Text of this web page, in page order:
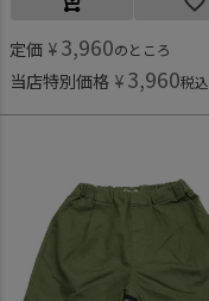
定価 ¥ 3,960のところ
当店特別価格 ¥ 3,960税込